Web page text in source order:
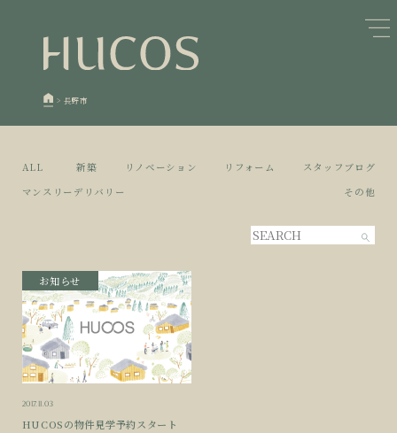
日本森林と循環
欧州住宅の文化と日本の現在地
廃棄物について知る
5 空き家とリノベーション
1 蓄熱するパッシブデザイン
活かすリノベーション
>長野市
ALL 新築 リノベーション リフォーム
スタッフブログ
マンスリーデリバリー
その他
お知らせ
2017.11.03
HUCOSの物件見学予約スタート